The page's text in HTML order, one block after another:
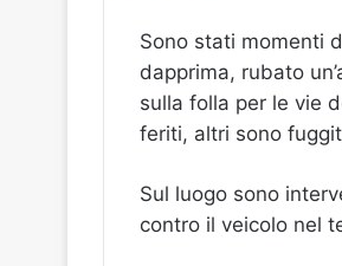
Sono stati momenti
dapprima, rubato
sulla folla per le vie
feriti, altri sono
Sul luogo sono
contro il veicolo nel